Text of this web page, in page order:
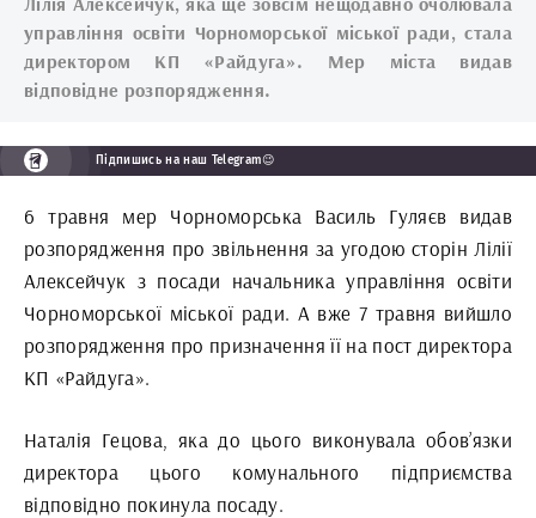
управління освіти Чорноморської міської ради, стала
директором КП «Райдуга». Мер міста видав
відповідне розпорядження.
Підпишись на наш Telegram😉
6 травня мер Чорноморська Василь Гуляєв видав
розпорядження про звільнення за угодою сторін Лілії
Алексейчук з посади начальника управління освіти
Чорноморської міської ради. А вже 7 травня вийшло
розпорядження про призначення її на пост директора
КП «Райдуга».
Наталія Гецова, яка до цього виконувала обов’язки
директора цього комунального підприємства
відповідно покинула посаду.